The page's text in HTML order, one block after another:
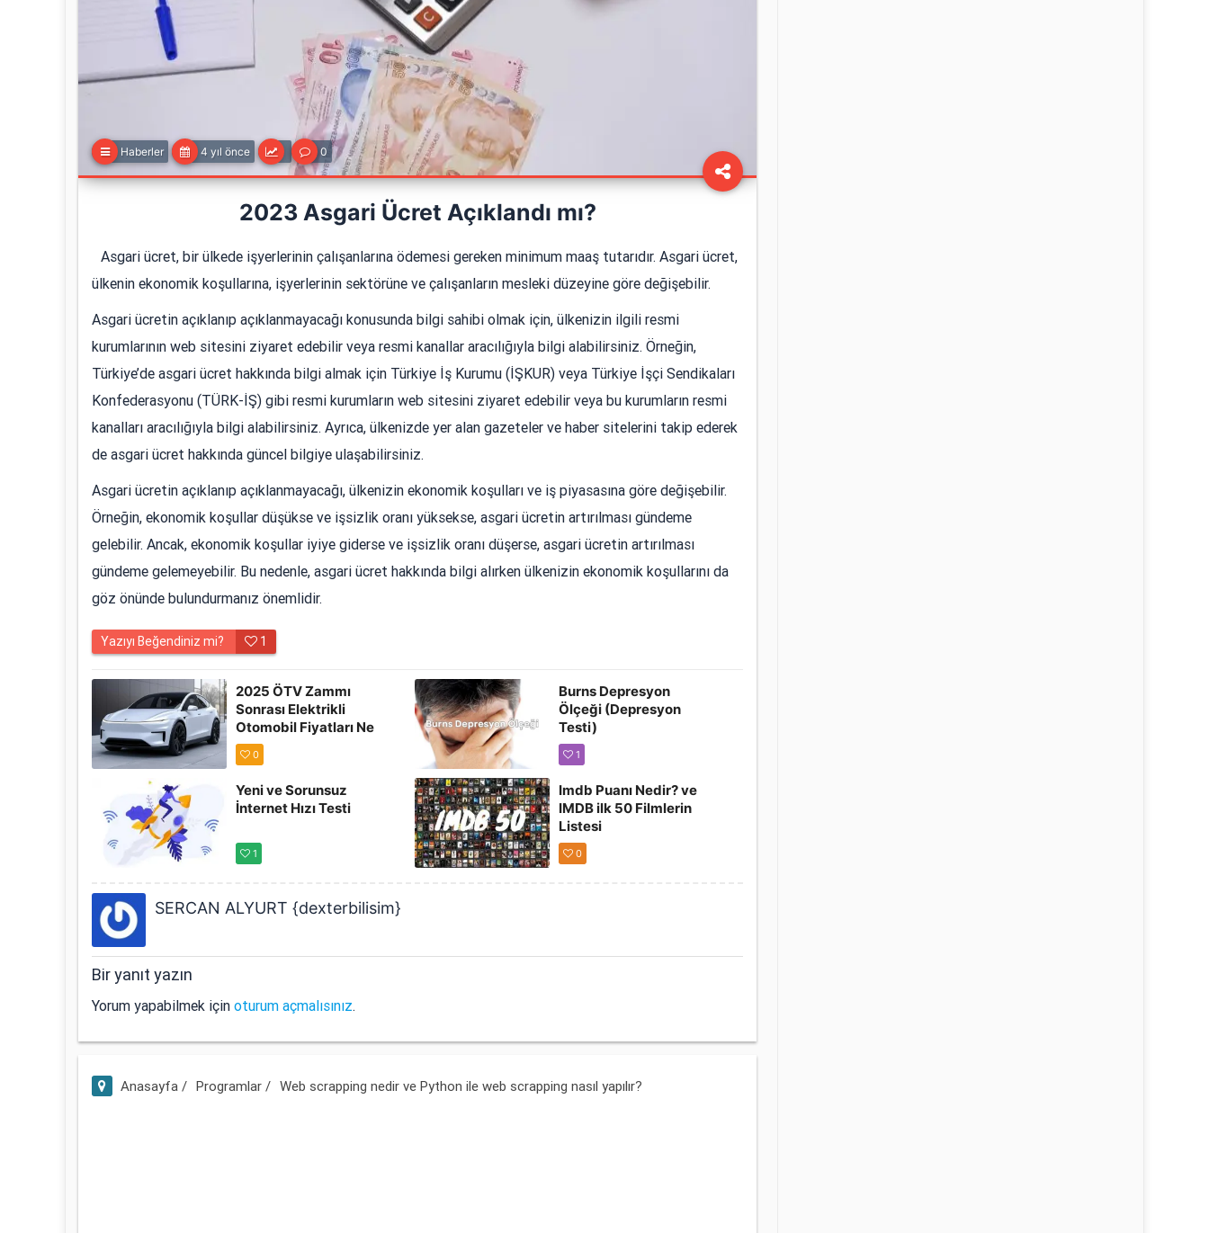
Haberler 4 yıl önce 0
2023 Asgari Ücret Açıklandı mı?
Asgari ücret, bir ülkede işyerlerinin çalışanlarına ödemesi gereken minimum maaş tutarıdır. Asgari ücret,
ülkenin ekonomik koşullarına, işyerlerinin sektörüne ve çalışanların mesleki düzeyine göre değişebilir.
Asgari ücretin açıklanıp açıklanmayacağı konusunda bilgi sahibi olmak için, ülkenizin ilgili resmi
kurumlarının web sitesini ziyaret edebilir veya resmi kanallar aracılığıyla bilgi alabilirsiniz. Örneğin,
Türkiye’de asgari ücret hakkında bilgi almak için Türkiye İş Kurumu (İŞKUR) veya Türkiye İşçi Sendikaları
Konfederasyonu (TÜRK-İŞ) gibi resmi kurumların web sitesini ziyaret edebilir veya bu kurumların resmi
kanalları aracılığıyla bilgi alabilirsiniz. Ayrıca, ülkenizde yer alan gazeteler ve haber sitelerini takip ederek
de asgari ücret hakkında güncel bilgiye ulaşabilirsiniz.
Asgari ücretin açıklanıp açıklanmayacağı, ülkenizin ekonomik koşulları ve iş piyasasına göre değişebilir.
Örneğin, ekonomik koşullar düşükse ve işsizlik oranı yüksekse, asgari ücretin artırılması gündeme
gelebilir. Ancak, ekonomik koşullar iyiye giderse ve işsizlik oranı düşerse, asgari ücretin artırılması
gündeme gelemeyebilir. Bu nedenle, asgari ücret hakkında bilgi alırken ülkenizin ekonomik koşullarını da
göz önünde bulundurmanız önemlidir.
Yazıyı Beğendiniz mi? 1
2025 ÖTV Zammı
Sonrası Elektrikli
Otomobil Fiyatları Ne
Kadar Oldu? (Güncel
Tablo)
0
Burns Depresyon
Ölçeği (Depresyon
Testi)
1
Yeni ve Sorunsuz
İnternet Hızı Testi
1
Imdb Puanı Nedir? ve
IMDB ilk 50 Filmlerin
Listesi
0
SERCAN ALYURT {dexterbilisim}
Bir yanıt yazın
Yorum yapabilmek için oturum açmalısınız.
Anasayfa / Programlar / Web scrapping nedir ve Python ile web scrapping nasıl yapılır?